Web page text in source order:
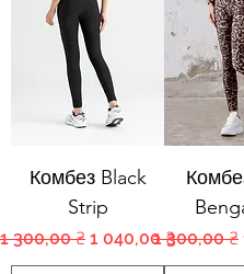
Комбез Black
Strip
Обычная цена
1 300,00 ₴ Цена со скидкой
1 040,00 ₴Обычная
1 300,00 ₴